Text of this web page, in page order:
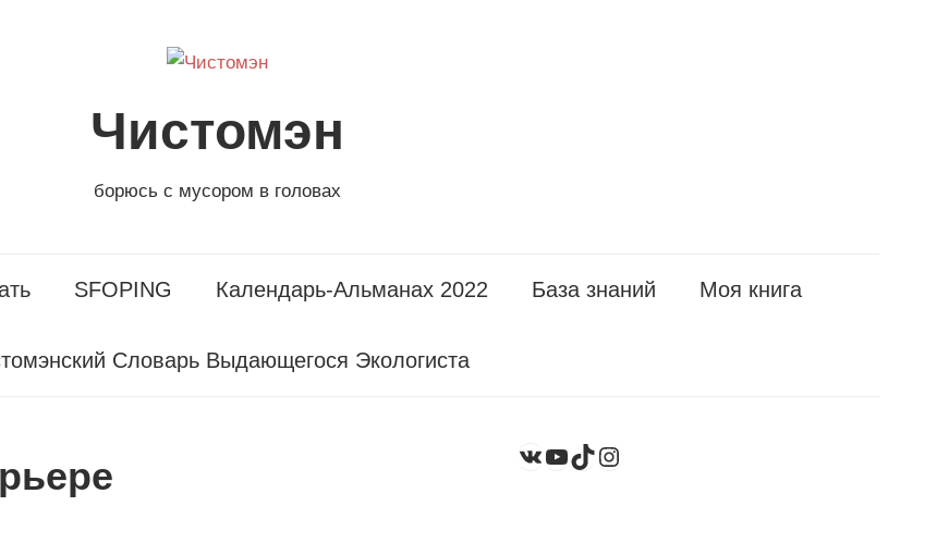
Чистомэн
борюсь с мусором в головах
SFOPING Календарь-Альманах 2022 База знаний Моя книга
Словарь Выдающегося Экологиста
ВКонтакте
YouTube
TikTokInstagram